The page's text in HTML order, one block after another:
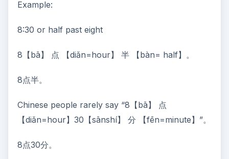
Example:
8:30 or half past eight
8【bā】 点 【diǎn=hour】 半 【bàn= half】。
8点半。
Chinese people rarely say “8【bā】 点
【diǎn=hour】30【sānshí】 分 【fēn=minute】”。
8点30分。